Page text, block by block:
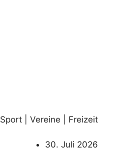
30. Juli 2026
Sport | Vereine | Freizeit